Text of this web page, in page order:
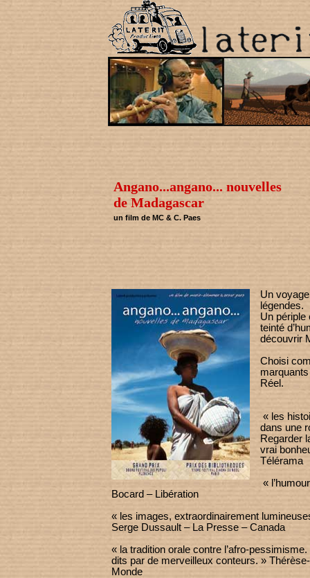
Angano...angano... nouvelles
de Madagascar
un film de MC & C. Paes
Un
légendes.
Un périple
teinté
découvrir
Choisi
Réel.
« les
dans une
Regarder
vrai
Télérama
«
Bocard – Libération
« les images, extraordinairement
Serge Dussault – La Presse – Canada
« la tradition orale contre l’afro-
dits par de merveilleux conteurs. »
Monde